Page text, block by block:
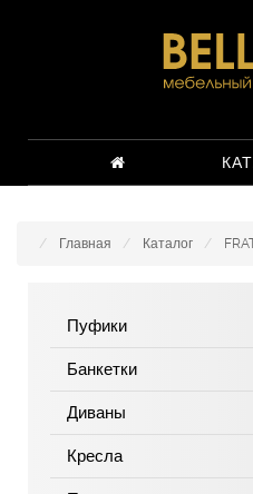
Главная Каталог
Пуфики
Банкетки
Диваны
Кресла